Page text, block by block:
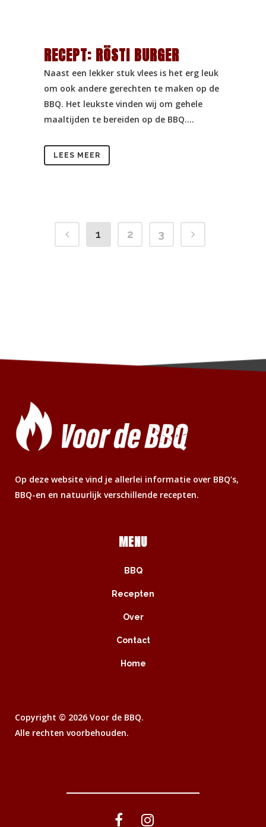
RECEPT: RÖSTI BURGER
Naast een lekker stuk vlees is het erg leuk
om ook andere gerechten te maken op de
BBQ. Het leukste vinden wij om gehele
maaltijden te bereiden op de BBQ....
LEES MEER
1 2 3
Op deze website vind je allerlei informatie over BBQ’s,
BBQ-en en natuurlijk verschillende recepten.
MENU
BBQ
Recepten
Over
Contact
Home
Copyright © 2026 Voor de BBQ.
Alle rechten voorbehouden.